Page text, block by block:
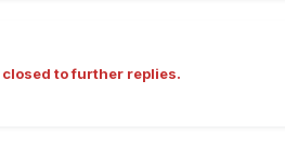
to further replies.